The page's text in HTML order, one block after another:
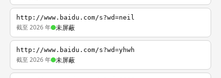
http://www.baidu.com/s?wd=neil
截至 2026 年 未屏蔽
http://www.baidu.com/s?wd=yhwh
截至 2026 年 未屏蔽